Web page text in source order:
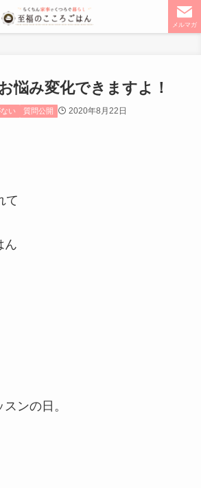
メルマガ
悩み変化できますよ！
い 質問公開 2020年8月22日
て
ん
ンの日。